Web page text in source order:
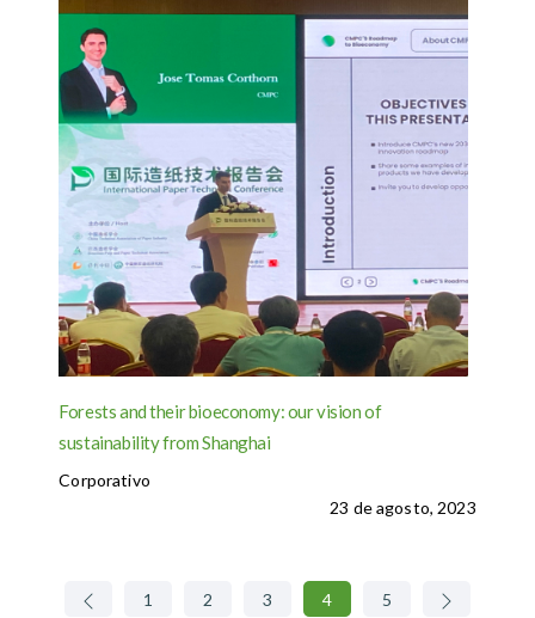
Forests and their bioeconomy: our vision of
sustainability from Shanghai
Corporativo
23 de agosto, 2023
1 2 3 4 5